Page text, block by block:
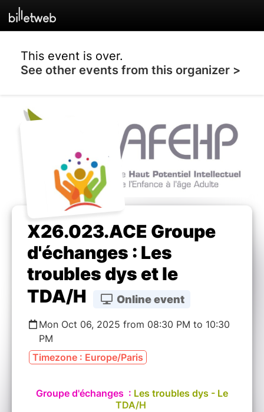
This event is over.
See other events from this organizer >
X26.023.ACE Groupe
d'échanges : Les
troubles dys et le
TDA/H
Online event
Mon Oct 06, 2025 from 08:30 PM to 10:30
PM
Timezone : Europe/Paris
Groupe d'échanges : Les troubles dys - Le
TDA/H